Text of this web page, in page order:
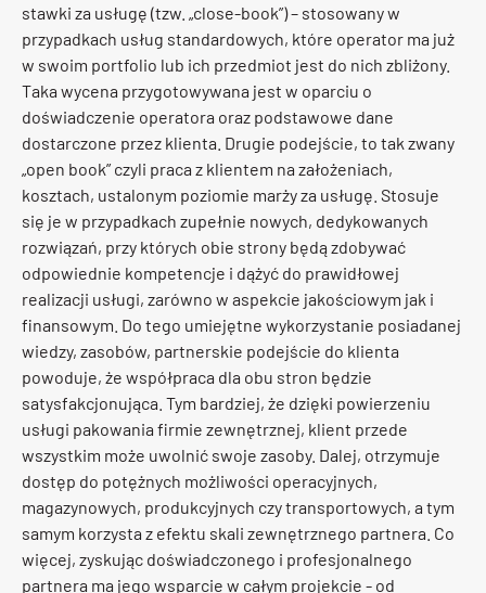
stawki za usługę (tzw. „close-book”) – stosowany w
przypadkach usług standardowych, które operator ma już
w swoim portfolio lub ich przedmiot jest do nich zbliżony.
Taka wycena przygotowywana jest w oparciu o
doświadczenie operatora oraz podstawowe dane
dostarczone przez klienta. Drugie podejście, to tak zwany
„open book” czyli praca z klientem na założeniach,
kosztach, ustalonym poziomie marży za usługę. Stosuje
się je w przypadkach zupełnie nowych, dedykowanych
rozwiązań, przy których obie strony będą zdobywać
odpowiednie kompetencje i dążyć do prawidłowej
realizacji usługi, zarówno w aspekcie jakościowym jak i
finansowym. Do tego umiejętne wykorzystanie posiadanej
wiedzy, zasobów, partnerskie podejście do klienta
powoduje, że współpraca dla obu stron będzie
satysfakcjonująca. Tym bardziej, że dzięki powierzeniu
usługi pakowania firmie zewnętrznej, klient przede
wszystkim może uwolnić swoje zasoby. Dalej, otrzymuje
dostęp do potężnych możliwości operacyjnych,
magazynowych, produkcyjnych czy transportowych, a tym
samym korzysta z efektu skali zewnętrznego partnera. Co
więcej, zyskując doświadczonego i profesjonalnego
partnera ma jego wsparcie w całym projekcie - od